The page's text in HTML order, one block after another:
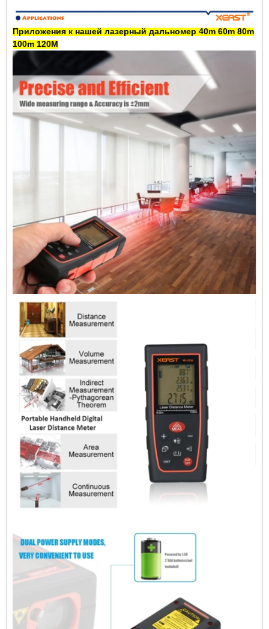
Приложения к нашей лазерный дальномер 40m 60m 80m
100m 120M